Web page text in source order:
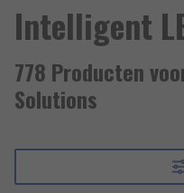
Intelligent
778 Producten
Solutions